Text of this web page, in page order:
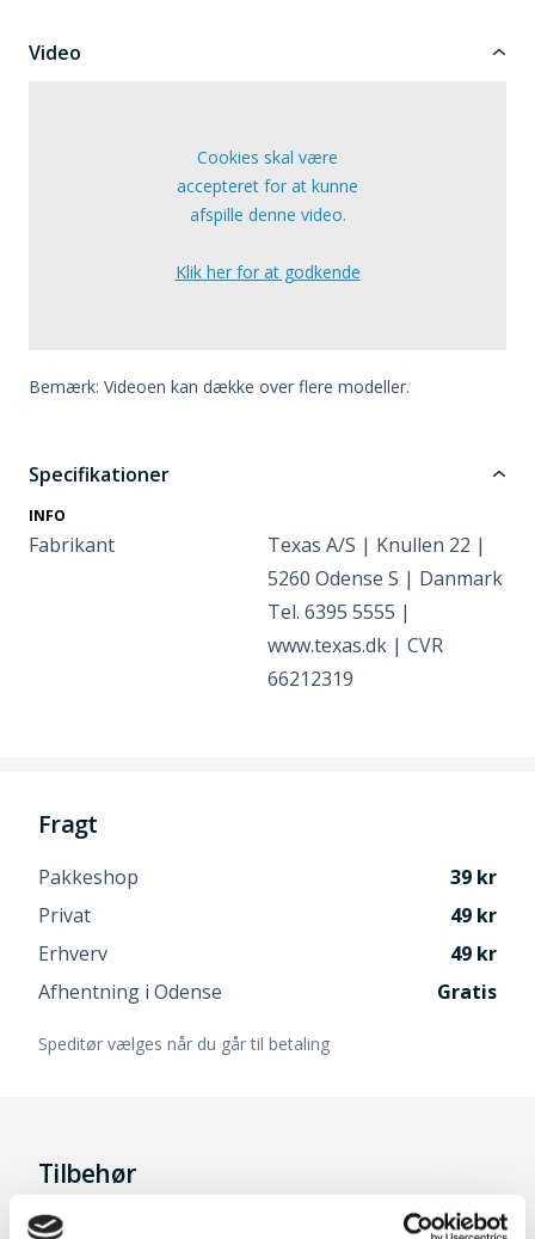
Video
Cookies skal være
accepteret for at kunne
afspille denne video.
Klik her for at godkende
Bemærk: Videoen kan dække over flere modeller.
Specifikationer
INFO
Fabrikant
Texas A/S | Knullen 22 |
5260 Odense S | Danmark
Tel. 6395 5555 |
www.texas.dk | CVR
66212319
Fragt
Pakkeshop
39
Privat
49
Erhverv
49
Afhentning i Odense
Gratis
Speditør vælges når du går til betaling
Tilbehør